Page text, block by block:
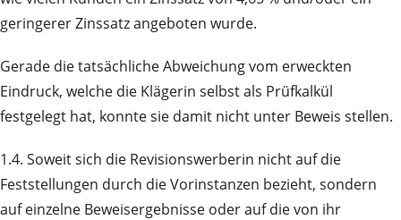
geringerer Zinssatz angeboten wurde.
Gerade die tatsächliche Abweichung vom erweckten
Eindruck, welche die Klägerin selbst als Prüfkalkül
festgelegt hat, konnte sie damit nicht unter Beweis stellen.
1.4. Soweit sich die Revisionswerberin nicht auf die
Feststellungen durch die Vorinstanzen bezieht, sondern
auf einzelne Beweisergebnisse oder auf die von ihr